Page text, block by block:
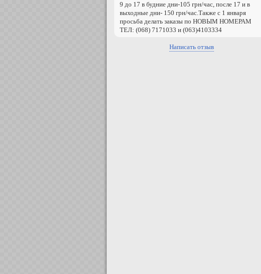
9 до 17 в будние дни-105 грн/час, после 17 и в
выходные дни- 150 грн/час.Также с 1 января
просьба делать заказы по НОВЫМ НОМЕРАМ
ТЕЛ: (068) 7171033 и (063)4103334
Написать отзыв